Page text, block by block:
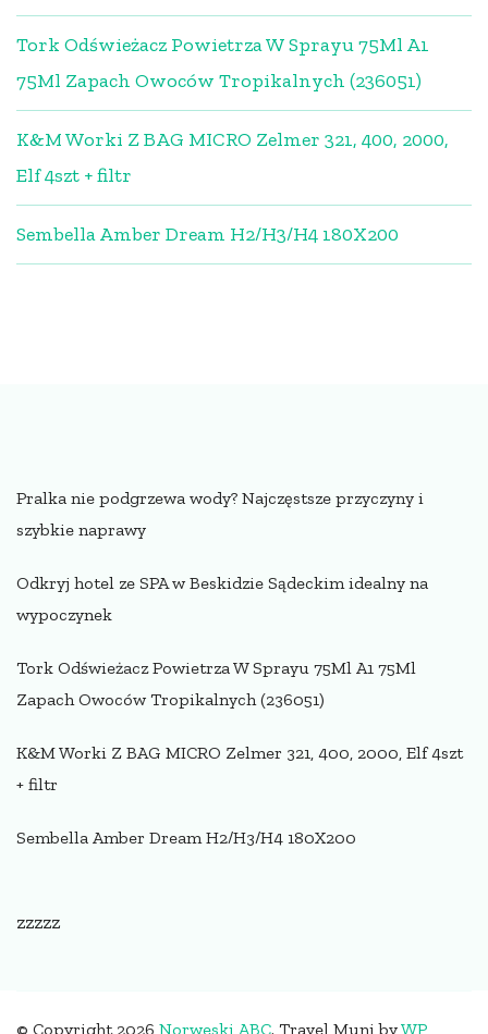
Tork Odświeżacz Powietrza W Sprayu 75Ml A1
75Ml Zapach Owoców Tropikalnych (236051)
K&M Worki Z BAG MICRO Zelmer 321, 400, 2000,
Elf 4szt + filtr
Sembella Amber Dream H2/H3/H4 180X200
Pralka nie podgrzewa wody? Najczęstsze przyczyny i
szybkie naprawy
Odkryj hotel ze SPA w Beskidzie Sądeckim idealny na
wypoczynek
Tork Odświeżacz Powietrza W Sprayu 75Ml A1 75Ml
Zapach Owoców Tropikalnych (236051)
K&M Worki Z BAG MICRO Zelmer 321, 400, 2000, Elf 4szt
+ filtr
Sembella Amber Dream H2/H3/H4 180X200
zzzzz
© Copyright 2026 Norweski ABC. Travel Muni byWP